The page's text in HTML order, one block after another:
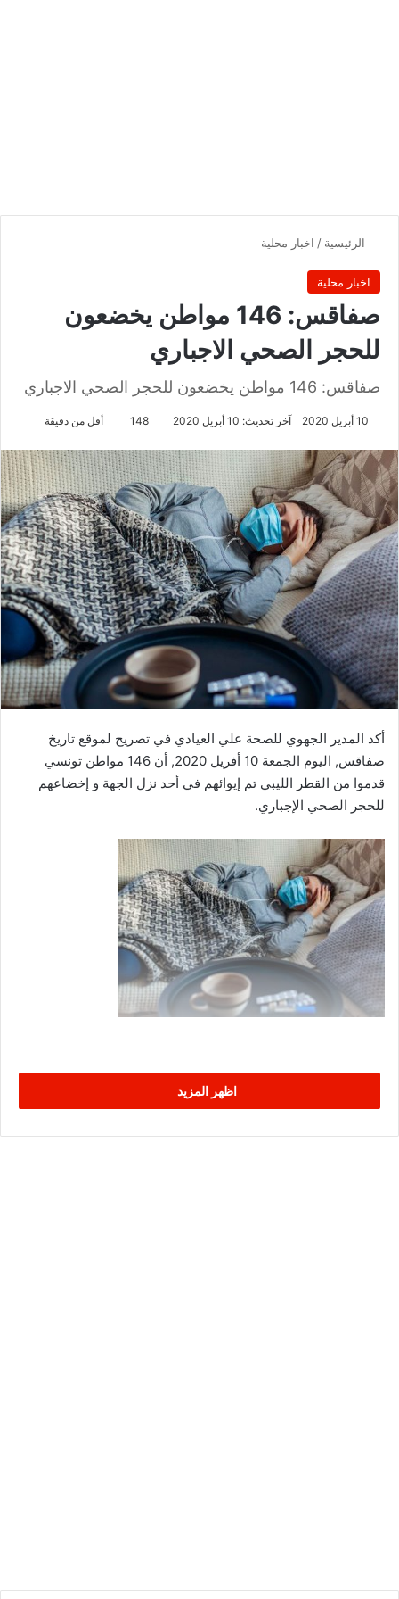
الرئيسية / اخبار محلية
اخبار محلية
صفاقس: 146 مواطن يخضعون
للحجر الصحي الاجباري
صفاقس: 146 مواطن يخضعون للحجر الصحي الاجباري
10 أبريل 2020 آخر تحديث: 10 أبريل 2020 148 أقل من دقيقة
أكد المدير الجهوي للصحة علي العيادي في تصريح لموقع تاريخ
صفاقس, اليوم الجمعة 10 أفريل 2020, أن 146 مواطن تونسي
قدموا من القطر الليبي تم إيوائهم في أحد نزل الجهة و إخضاعهم
للحجر الصحي الإجباري.
اظهر المزيد